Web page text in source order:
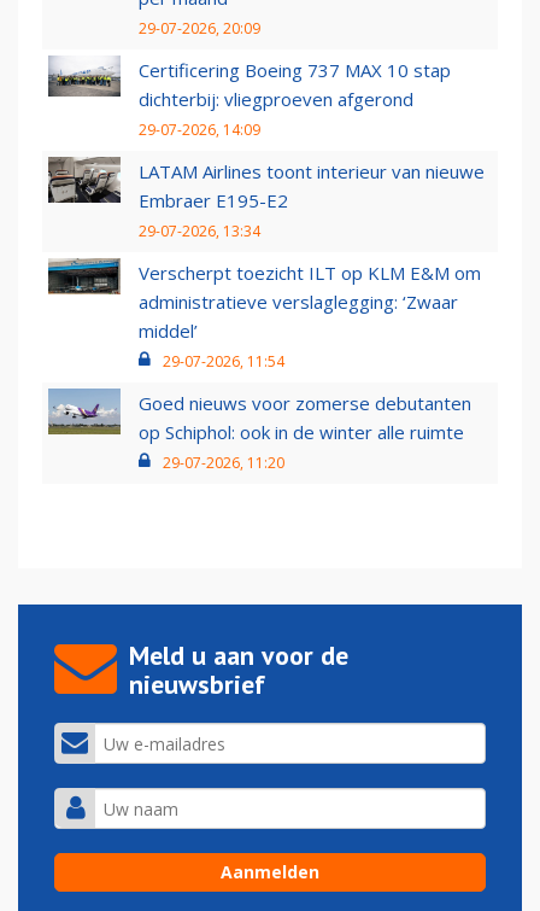
29-07-2026, 20:09
Certificering Boeing 737 MAX 10 stap
dichterbij: vliegproeven afgerond
29-07-2026, 14:09
LATAM Airlines toont interieur van nieuwe
Embraer E195-E2
29-07-2026, 13:34
Verscherpt toezicht ILT op KLM E&M om
administratieve verslaglegging: ‘Zwaar
middel’
29-07-2026, 11:54
Goed nieuws voor zomerse debutanten
op Schiphol: ook in de winter alle ruimte
29-07-2026, 11:20
Meld u aan voor de
nieuwsbrief